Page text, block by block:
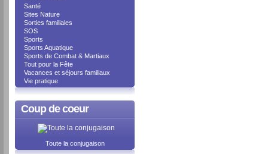
Santé
Sites Nature
Sorties familiales
SOS
Sports
Sports Aquatique
Sports de Combat & Martiaux
Tout pour la Fête
Vacances et séjours familiaux
Vie pratique
Coup de coeur
Toute la conjugaison